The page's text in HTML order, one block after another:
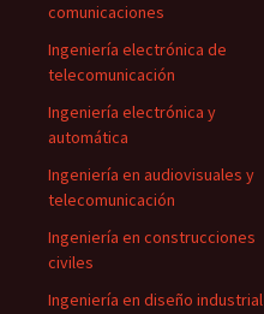
comunicaciones
Ingeniería electrónica de
telecomunicación
Ingeniería electrónica y
automática
Ingeniería en audiovisuales y
telecomunicación
Ingeniería en construcciones
civiles
Ingeniería en diseño industrial